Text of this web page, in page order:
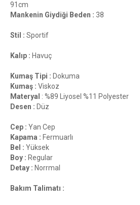
91cm
Mankenin Giydiği Beden : 38
Stil : Sportif
Kalıp : Havuç
Kumaş Tipi : Dokuma
Kumaş : Viskoz
Materyal : %89 Liyosel %11 Polyester
Desen : Düz
Cep : Yan Cep
Kapama : Fermuarlı
Bel : Yüksek
Boy : Regular
Detay : Norrmal
Bakım Talimatı :